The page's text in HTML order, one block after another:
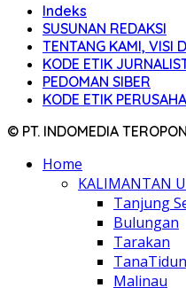
Indeks
SUSUNAN REDAKSI
TENTANG KAMI, VISI
KODE ETIK
PEDOMAN SIBER
KODE ETIK
© PT. INDOMEDIA
Home
KALIMANTAN
Tanjung
Bulungan
Tarakan
Malinau